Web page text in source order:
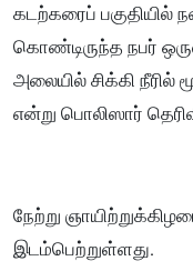
கடற்கரைப் பகுதியில்
கொண்டிருந்த நபர்
அலையில் சிக்கி நீரில்
என்று பொலிஸார்
நேற்று
இடம்பெற்றுள்ளது.